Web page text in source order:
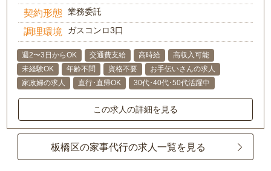
契約形態 業務委託
調理環境 ガスコンロ3口
週2〜3日からOK 交通費支給 高時給
高収入可能
未経験OK
年齢不問 資格不要
お手伝いさんの求人
家政婦の求人
直行･直帰OK 30代･40代･50代活躍中
この求人の詳細を見る
板橋区の家事代行の求人一覧を見る